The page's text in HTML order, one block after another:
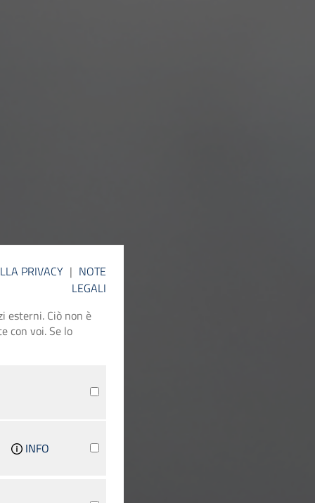
PRIVACY | NOTE
LEGALI
esterni. Ciò non è
con voi. Se lo
INFO